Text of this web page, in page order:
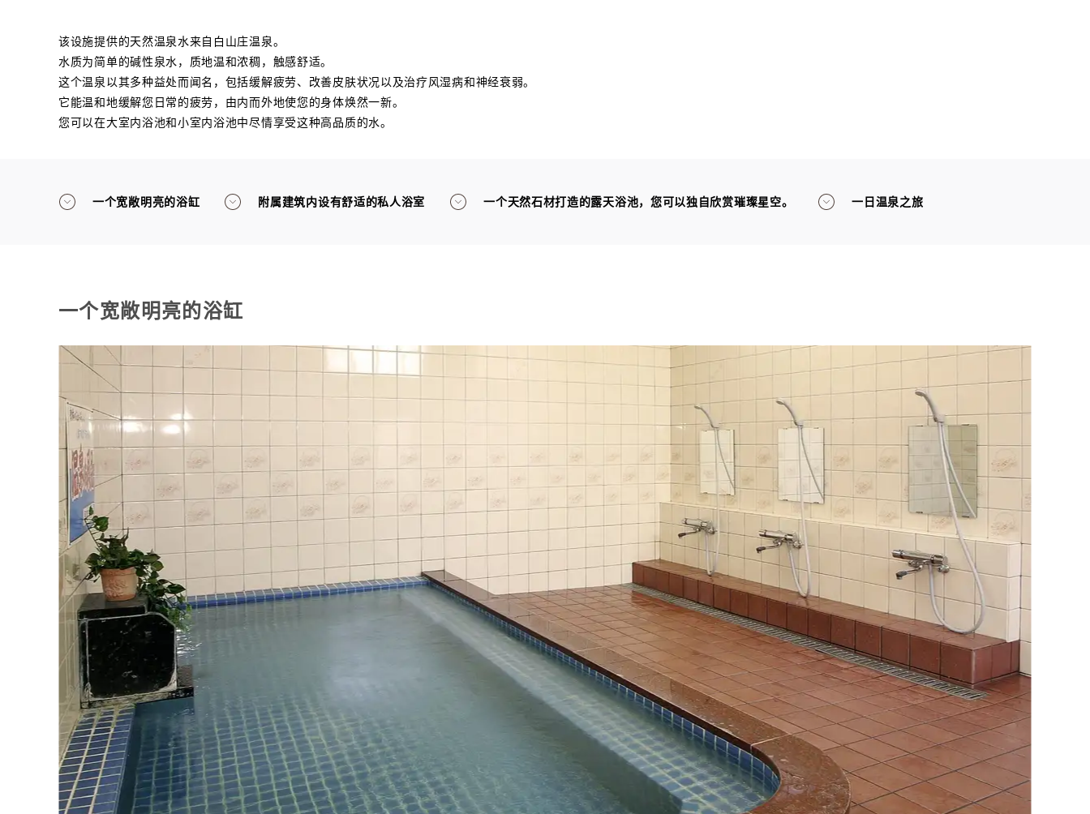
该设施提供的天然温泉水来自白山庄温泉。
水质为简单的碱性泉水，质地温和浓稠，触感舒适。
这个温泉以其多种益处而闻名，包括缓解疲劳、改善皮肤状况以及治疗风湿病和神经衰弱。
它能温和地缓解您日常的疲劳，由内而外地使您的身体焕然一新。
您可以在大室内浴池和小室内浴池中尽情享受这种高品质的水。
一个宽敞明亮的浴缸 附属建筑内设有舒适的私人浴室 一个天然石材打造的露天浴池，您可以独自欣赏璀璨星空。 一日温泉之旅
一个宽敞明亮的浴缸